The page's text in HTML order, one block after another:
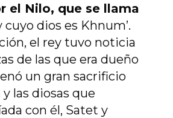
el Nilo, que se llama
cuyo dios es Khnum’.
el rey tuvo noticia
de las que era dueño
un gran sacrificio
las diosas que
con él, Satet y